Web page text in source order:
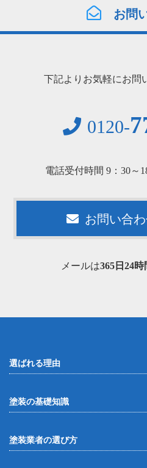
お問
下記よりお気軽にお問
0120-
電話受付時間 9：30～
お問い合
メールは365日24時
選ばれる理由
塗装の基礎知識
塗装業者の選び方